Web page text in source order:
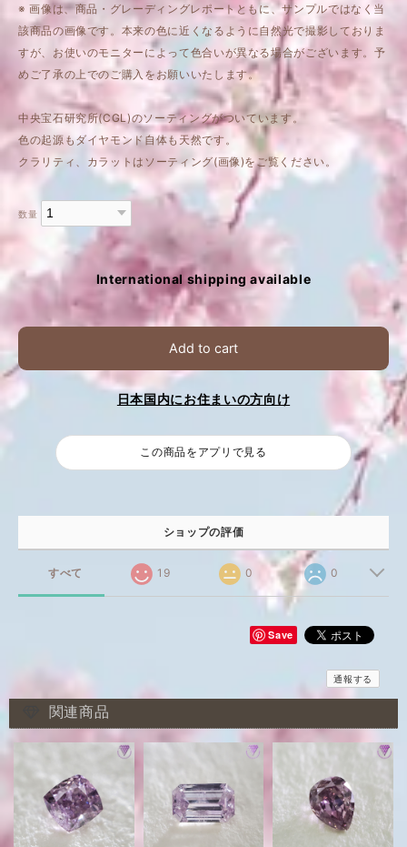
※ 画像は、商品・グレーディングレポートともに、サンプルではなく当
該商品の画像です。本来の色に近くなるように自然光で撮影しておりま
すが、お使いのモニターによって色合いが異なる場合がございます。予
めご了承の上でのご購入をお願いいたします。
中央宝石研究所(CGL)のソーティングがついています。
色の起源もダイヤモンド自体も天然です。
クラリティ、カラットはソーティング(画像)をご覧ください。
数量
International shipping available
Add to cart
日本国内にお住まいの方向け
この商品をアプリで見る
ショップの評価
すべて 19 0 0
Save
通報する
関連商品